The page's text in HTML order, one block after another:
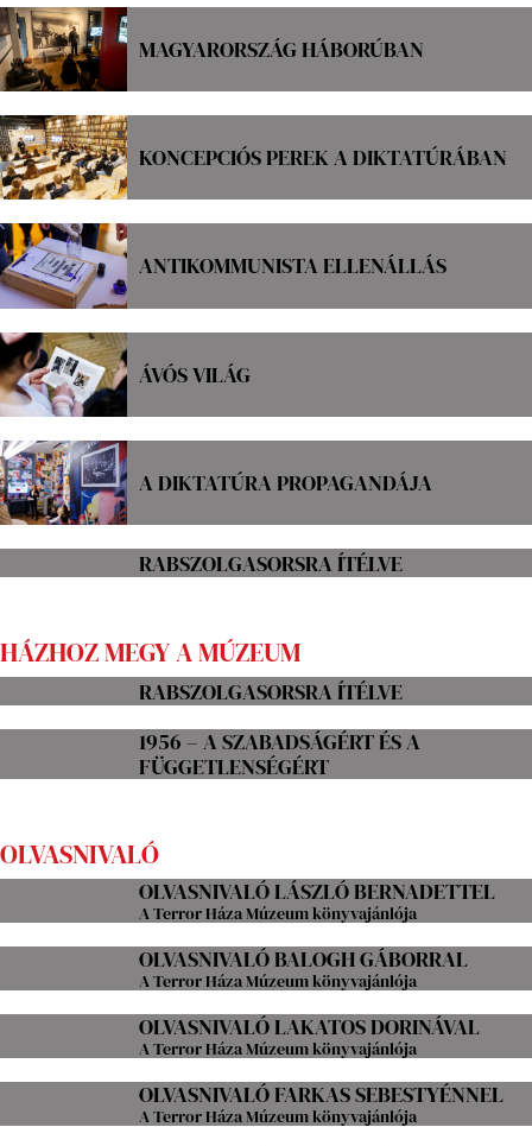
MAGYARORSZÁG HÁBORÚBAN
KONCEPCIÓS PEREK A DIKTATÚRÁBAN
ANTIKOMMUNISTA ELLENÁLLÁS
ÁVÓS VILÁG
A DIKTATÚRA PROPAGANDÁJA
RABSZOLGASORSRA ÍTÉLVE
HÁZHOZ MEGY A MÚZEUM
RABSZOLGASORSRA ÍTÉLVE
1956 – A SZABADSÁGÉRT ÉS A
FÜGGETLENSÉGÉRT
OLVASNIVALÓ
OLVASNIVALÓ LÁSZLÓ BERNADETTEL
A Terror Háza Múzeum könyvajánlója
OLVASNIVALÓ BALOGH GÁBORRAL
A Terror Háza Múzeum könyvajánlója
OLVASNIVALÓ LAKATOS DORINÁVAL
A Terror Háza Múzeum könyvajánlója
OLVASNIVALÓ FARKAS SEBESTYÉNNEL
A Terror Háza Múzeum könyvajánlója